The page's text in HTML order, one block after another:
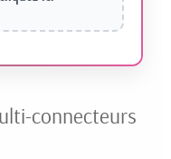
connecteurs